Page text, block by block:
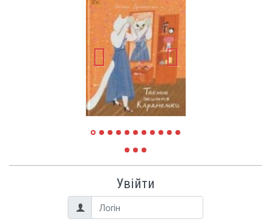
Увійти
Логін